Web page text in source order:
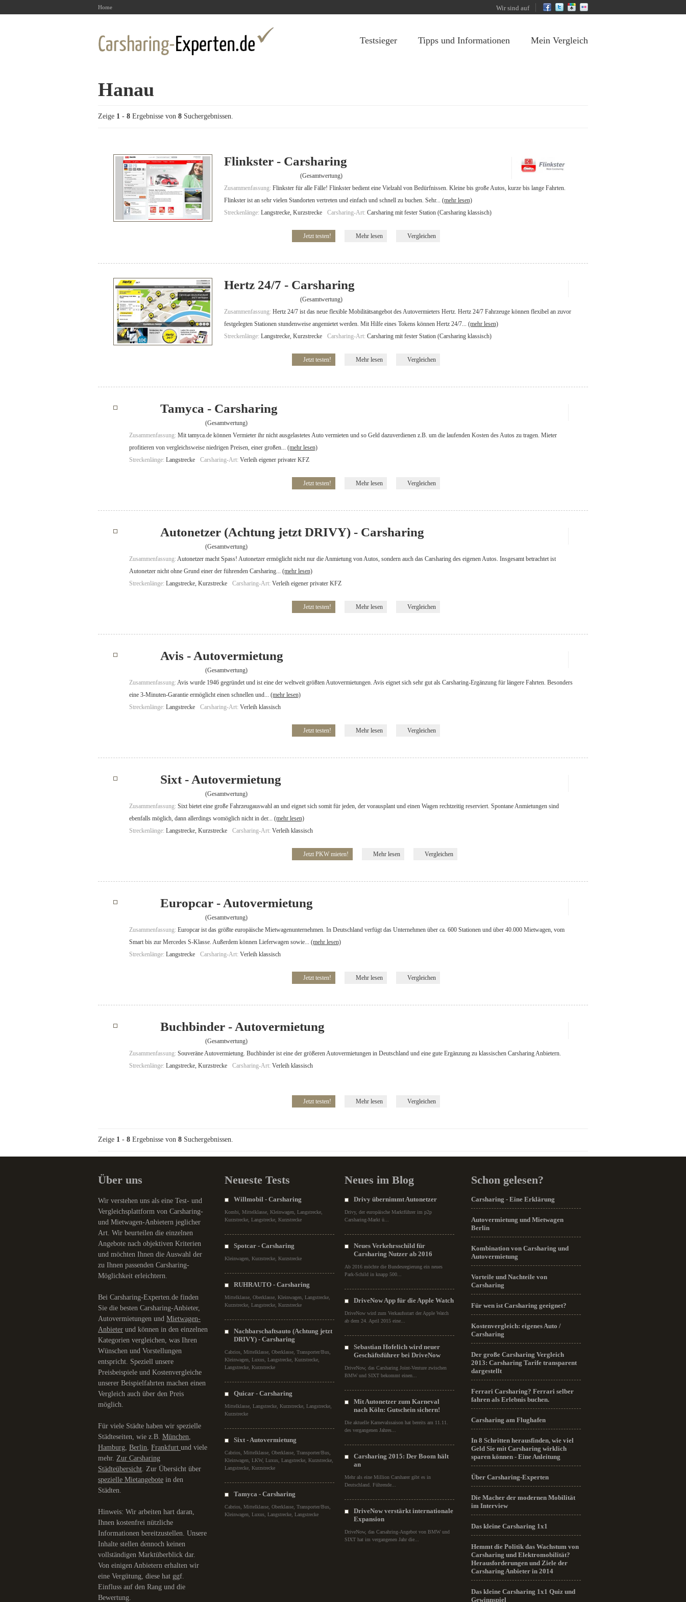
Home Wir sind auf
Testsieger Tipps und Informationen Mein Vergleich
Hanau
Zeige 1 - 8 Ergebnisse von 8 Suchergebnissen.
Flinkster - Carsharing
(Gesamtwertung)
Zusammenfassung: Flinkster für alle Fälle! Flinkster bedient eine Vielzahl von Bedürfnissen. Kleine bis große Autos, kurze bis lange Fahrten.
Flinkster ist an sehr vielen Standorten vertreten und einfach und schnell zu buchen. Sehr... (mehr lesen)
Streckenlänge: Langstrecke, Kurzstrecke Carsharing-Art: Carsharing mit fester Station (Carsharing klassisch)
Jetzt testen! Mehr lesen Vergleichen
Hertz 24/7 - Carsharing
(Gesamtwertung)
Zusammenfassung: Hertz 24/7 ist das neue flexible Mobilitätsangebot des Autovermieters Hertz. Hertz 24/7 Fahrzeuge können flexibel an zuvor
festgelegten Stationen stundenweise angemietet werden. Mit Hilfe eines Tokens können Hertz 24/7... (mehr lesen)
Streckenlänge: Langstrecke, Kurzstrecke Carsharing-Art: Carsharing mit fester Station (Carsharing klassisch)
Jetzt testen! Mehr lesen Vergleichen
Tamyca - Carsharing
(Gesamtwertung)
Zusammenfassung: Mit tamyca.de können Vermieter ihr nicht ausgelastetes Auto vermieten und so Geld dazuverdienen z.B. um die laufenden Kosten des Autos zu tragen. Mieter
profitieren von vergleichsweise niedrigen Preisen, einer großen... (mehr lesen)
Streckenlänge: Langstrecke Carsharing-Art: Verleih eigener privater KFZ
Jetzt testen! Mehr lesen Vergleichen
Autonetzer (Achtung jetzt DRIVY) - Carsharing
(Gesamtwertung)
Zusammenfassung: Autonetzer macht Spass! Autonetzer ermöglicht nicht nur die Anmietung von Autos, sondern auch das Carsharing des eigenen Autos. Insgesamt betrachtet ist
Autonetzer nicht ohne Grund einer der führenden Carsharing... (mehr lesen)
Streckenlänge: Langstrecke, Kurzstrecke Carsharing-Art: Verleih eigener privater KFZ
Jetzt testen! Mehr lesen Vergleichen
Avis - Autovermietung
(Gesamtwertung)
Zusammenfassung: Avis wurde 1946 gegründet und ist eine der weltweit größten Autovermietungen. Avis eignet sich sehr gut als Carsharing-Ergänzung für längere Fahrten. Besonders
eine 3-Minuten-Garantie ermöglicht einen schnellen und... (mehr lesen)
Streckenlänge: Langstrecke Carsharing-Art: Verleih klassisch
Jetzt testen! Mehr lesen Vergleichen
Sixt - Autovermietung
(Gesamtwertung)
Zusammenfassung: Sixt bietet eine große Fahrzeugauswahl an und eignet sich somit für jeden, der vorausplant und einen Wagen rechtzeitig reserviert. Spontane Anmietungen sind
ebenfalls möglich, dann allerdings womöglich nicht in der... (mehr lesen)
Streckenlänge: Langstrecke, Kurzstrecke Carsharing-Art: Verleih klassisch
Jetzt PKW mieten! Mehr lesen Vergleichen
Europcar - Autovermietung
(Gesamtwertung)
Zusammenfassung: Europcar ist das größte europäische Mietwagenunternehmen. In Deutschland verfügt das Unternehmen über ca. 600 Stationen und über 40.000 Mietwagen, vom
Smart bis zur Mercedes S-Klasse. Außerdem können Lieferwagen sowie... (mehr lesen)
Streckenlänge: Langstrecke Carsharing-Art: Verleih klassisch
Jetzt testen! Mehr lesen Vergleichen
Buchbinder - Autovermietung
(Gesamtwertung)
Zusammenfassung: Souveräne Autovermietung. Buchbinder ist eine der größeren Autovermietungen in Deutschland und eine gute Ergänzung zu klassischen Carsharing Anbietern.
Streckenlänge: Langstrecke, Kurzstrecke Carsharing-Art: Verleih klassisch
Jetzt testen! Mehr lesen Vergleichen
Zeige 1 - 8 Ergebnisse von 8 Suchergebnissen.
Über uns
Wir verstehen uns als eine Test- und
Vergleichsplattform von Carsharing-
und Mietwagen-Anbietern jeglicher
Art. Wir beurteilen die einzelnen
Angebote nach objektiven Kriterien
und möchten Ihnen die Auswahl der
zu Ihnen passenden Carsharing-
Möglichkeit erleichtern.
Bei Carsharing-Experten.de finden
Sie die besten Carsharing-Anbieter,
Autovermietungen und Mietwagen-
Anbieter und können in den einzelnen
Kategorien vergleichen, was Ihren
Wünschen und Vorstellungen
entspricht. Speziell unsere
Preisbeispiele und Kostenvergleiche
unserer Beispielfahrten machen einen
Vergleich auch über den Preis
möglich.
Für viele Städte haben wir spezielle
Städteseiten, wie z.B. München,
Hamburg, Berlin, Frankfurt und viele
mehr. Zur Carsharing
Städteübersicht. Zur Übersicht über
spezielle Mietangebote in den
Städten.
Hinweis: Wir arbeiten hart daran,
Ihnen kostenfrei nützliche
Informationen bereitzustellen. Unsere
Inhalte stellen dennoch keinen
vollständigen Marktüberblick dar.
Von einigen Anbietern erhalten wir
eine Vergütung, diese hat ggf.
Einfluss auf den Rang und die
Bewertung.
Neueste Tests
Willmobil - Carsharing
Kombi, Mittelklasse, Kleinwagen, Langstrecke,
Kurzstrecke, Langstrecke, Kurzstrecke
Spotcar - Carsharing
Kleinwagen, Kurzstrecke, Kurzstrecke
RUHRAUTO - Carsharing
Mittelklasse, Oberklasse, Kleinwagen, Langstrecke,
Kurzstrecke, Langstrecke, Kurzstrecke
Nachbarschaftsauto (Achtung jetzt
DRIVY) - Carsharing
Cabrios, Mittelklasse, Oberklasse, Transporter/Bus,
Kleinwagen, Luxus, Langstrecke, Kurzstrecke,
Langstrecke, Kurzstrecke
Quicar - Carsharing
Mittelklasse, Langstrecke, Kurzstrecke, Langstrecke,
Kurzstrecke
Sixt - Autovermietung
Cabrios, Mittelklasse, Oberklasse, Transporter/Bus,
Kleinwagen, LKW, Luxus, Langstrecke, Kurzstrecke,
Langstrecke, Kurzstrecke
Tamyca - Carsharing
Cabrios, Mittelklasse, Oberklasse, Transporter/Bus,
Kleinwagen, Luxus, Langstrecke, Langstrecke
Neues im Blog
Drivy übernimmt Autonetzer
Drivy, der europäische Marktführer im p2p
Carsharing-Markt ü...
Neues Verkehrsschild für
Carsharing Nutzer ab 2016
Ab 2016 möchte die Bundesregierung ein neues
Park-Schild in knapp 500...
DriveNow App für die Apple Watch
DriveNow wird zum Verkaufsstart der Apple Watch
ab dem 24. April 2015 eine...
Sebastian Hofelich wird neuer
Geschäftsführer bei DriveNow
DriveNow, das Carsharing Joint-Venture zwischen
BMW und SIXT bekommt einen...
Mit Autonetzer zum Karneval
nach Köln: Gutschein sichern!
Die aktuelle Karnevalssaison hat bereits am 11.11.
des vergangenen Jahres...
Carsharing 2015: Der Boom hält
an
Mehr als eine Million Carsharer gibt es in
Deutschland. Führende...
DriveNow verstärkt internationale
Expansion
DriveNow, das Carsahring-Angebot von BMW und
SIXT hat im vergangenen Jahr die...
Schon gelesen?
Carsharing - Eine Erklärung
Autovermietung und Mietwagen
Berlin
Kombination von Carsharing und
Autovermietung
Vorteile und Nachteile von
Carsharing
Für wen ist Carsharing geeignet?
Kostenvergleich: eigenes Auto /
Carsharing
Der große Carsharing Vergleich
2013: Carsharing Tarife transparent
dargestellt
Ferrari Carsharing? Ferrari selber
fahren als Erlebnis buchen.
Carsharing am Flughafen
In 8 Schritten herausfinden, wie viel
Geld Sie mit Carsharing wirklich
sparen können - Eine Anleitung
Über Carsharing-Experten
Die Macher der modernen Mobilität
im Interview
Das kleine Carsharing 1x1
Hemmt die Politik das Wachstum von
Carsharing und Elektromobilität?
Herausforderungen und Ziele der
Carsharing Anbieter in 2014
Das kleine Carsharing 1x1 Quiz und
Gewinnspiel